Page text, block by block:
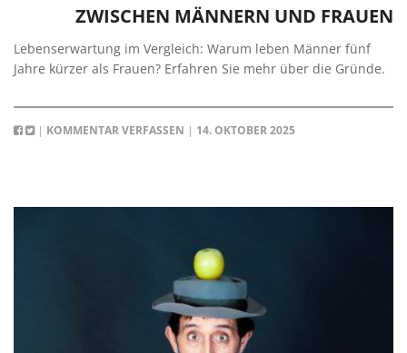
ZWISCHEN MÄNNERN UND FRAUEN
Lebenserwartung im Vergleich: Warum leben Männer fünf
Jahre kürzer als Frauen? Erfahren Sie mehr über die Gründe.
| KOMMENTAR VERFASSEN | 14. OKTOBER 2025